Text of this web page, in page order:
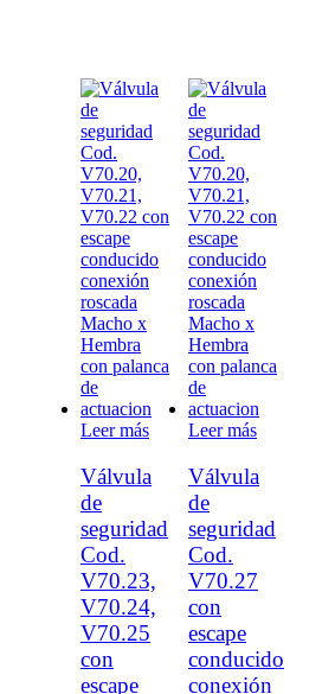
Leer más
Válvula
de
seguridad
Cod.
V70.23,
V70.24,
V70.25
con
escape
Leer más
Válvula
de
seguridad
Cod.
V70.27
con
escape
conducido
conexión